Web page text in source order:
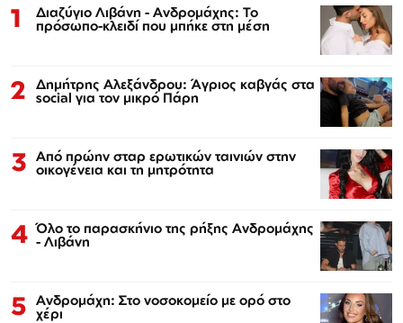
1 Διαζύγιο Λιβάνη - Ανδρομάχης: Το
πρόσωπο-κλειδί που μπήκε στη μέση
2 Δημήτρης Αλεξάνδρου: Άγριος καβγάς στα
social για τον μικρό Πάρη
3 Από πρώην σταρ ερωτικών ταινιών στην
οικογένεια και τη μητρότητα
4 Όλο το παρασκήνιο της ρήξης Ανδρομάχης
- Λιβάνη
5 Ανδρομάχη: Στο νοσοκομείο με ορό στο
χέρι